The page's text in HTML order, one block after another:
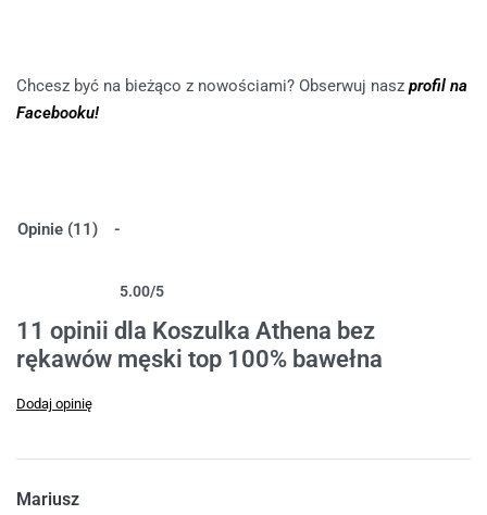
Chcesz być na bieżąco z nowościami? Obserwuj nasz profil na
Facebooku!
Opinie (11)
5.00/5
11 opinii dla Koszulka Athena bez
rękawów męski top 100% bawełna
Dodaj opinię
Mariusz